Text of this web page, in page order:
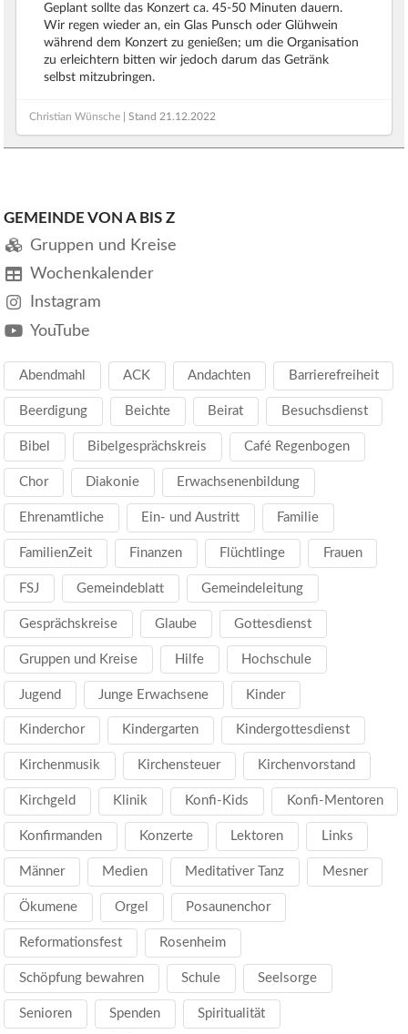
Geplant sollte das Konzert ca. 45-50 Minuten dauern.
Wir regen wieder an, ein Glas Punsch oder Glühwein
während dem Konzert zu genießen; um die Organisation
zu erleichtern bitten wir jedoch darum das Getränk
selbst mitzubringen.
Christian Wünsche | Stand 21.12.2022
GEMEINDE VON A BIS Z
Gruppen und Kreise
Wochenkalender
Instagram
YouTube
Abendmahl ACK Andachten Barrierefreiheit
Beerdigung Beichte Beirat Besuchsdienst
Bibel Bibelgesprächskreis Café Regenbogen
Chor Diakonie Erwachsenenbildung
Ehrenamtliche Ein- und Austritt Familie
FamilienZeit Finanzen Flüchtlinge Frauen
FSJ Gemeindeblatt Gemeindeleitung
Gesprächskreise Glaube Gottesdienst
Gruppen und Kreise Hilfe Hochschule
Jugend Junge Erwachsene Kinder
Kinderchor Kindergarten Kindergottesdienst
Kirchenmusik Kirchensteuer Kirchenvorstand
Kirchgeld Klinik Konfi-Kids Konfi-Mentoren
Konfirmanden Konzerte Lektoren Links
Männer Medien Meditativer Tanz Mesner
Ökumene Orgel Posaunenchor
Reformationsfest Rosenheim
Schöpfung bewahren Schule Seelsorge
Senioren Spenden Spiritualität